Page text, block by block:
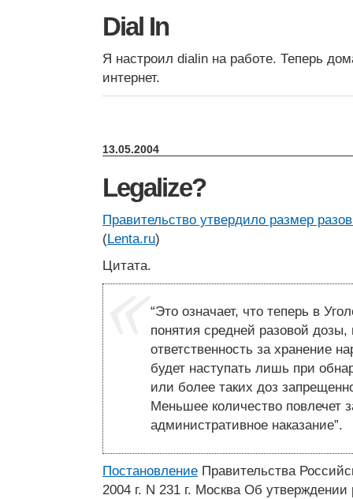
Dial In
Я настроил dialin на работе. Теперь
интернет.
13.05.2004
Legalize?
Правительство утвердило размер
(Lenta.ru)
Цитата.
“Это означает, что теперь в
понятия средней разовой дозы,
ответственность за хранение
будет наступать лишь при
или более таких доз
Меньшее количество повлечет
административное наказание”.
Постановление Правительства
2004 г. N 231 г. Москва Об